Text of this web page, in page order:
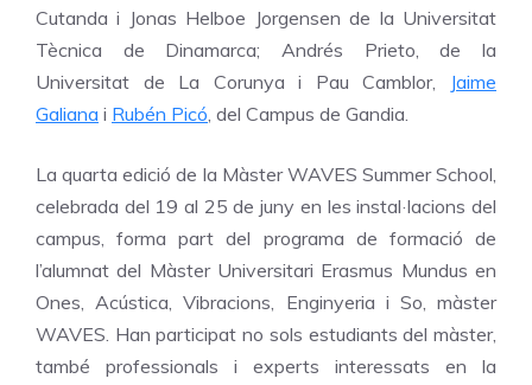
Cutanda i Jonas Helboe Jorgensen de la Universitat
Tècnica de Dinamarca; Andrés Prieto, de la
Universitat de La Corunya i Pau Camblor, Jaime
Galiana i Rubén Picó, del Campus de Gandia.
La quarta edició de la Màster WAVES Summer School,
celebrada del 19 al 25 de juny en les instal·lacions del
campus, forma part del programa de formació de
l’alumnat del Màster Universitari Erasmus Mundus en
Ones, Acústica, Vibracions, Enginyeria i So, màster
WAVES. Han participat no sols estudiants del màster,
també professionals i experts interessats en la